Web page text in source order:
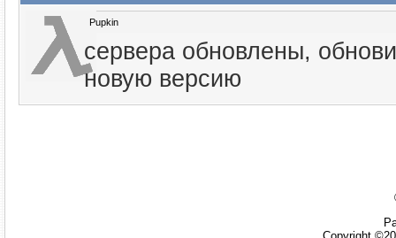
Pupkin
сервера обновлены,
новую версию